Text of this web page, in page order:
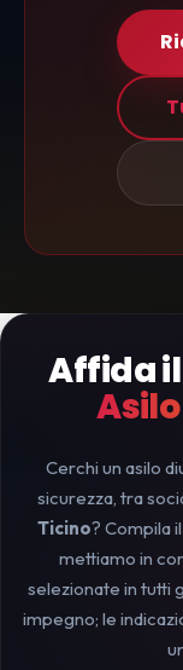
Affida
Cerchi un asilo
sicurezza, tra
Ticino? Compila
mettiamo in
selezionate in tutti
impegno; le